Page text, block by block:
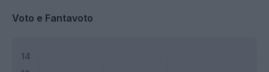
Voto e Fantavoto